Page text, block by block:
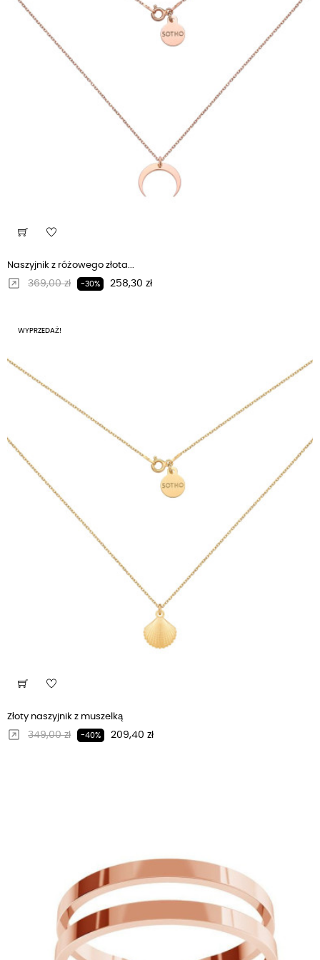
Naszyjnik z różowego złota...
Regularna cena
369,00 zł -30% Cena
258,30 zł
WYPRZEDAŻ!
Złoty naszyjnik z muszelką
Regularna cena
349,00 zł -40% Cena
209,40 zł